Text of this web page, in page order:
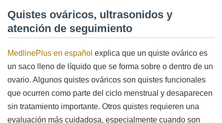
Quistes ováricos, ultrasonidos y
atención de seguimiento
MedlinePlus en español explica que un quiste ovárico es
un saco lleno de líquido que se forma sobre o dentro de un
ovario. Algunos quistes ováricos son quistes funcionales
que ocurren como parte del ciclo menstrual y desaparecen
sin tratamiento importante. Otros quistes requieren una
evaluación más cuidadosa, especialmente cuando son